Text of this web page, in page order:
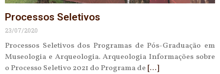
Processos Seletivos
23/07/2020
Processos Seletivos dos Programas de Pós-Graduação em
Museologia e Arqueologia. Arqueologia Informações sobre
o Processo Seletivo 2021 do Programa de